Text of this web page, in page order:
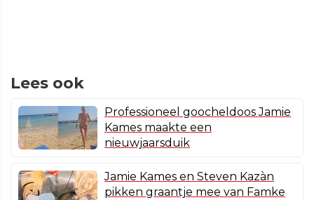
Lees ook
Professioneel goocheldoos Jamie
Kames maakte een
nieuwjaarsduik
Jamie Kames en Steven Kazàn
pikken graantje mee van Famke